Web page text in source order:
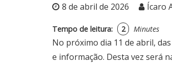
8 de abril de 2026 Ícaro
Tempo de leitura: 2 Minutes
No próximo dia 11 de abril,
e informação. Desta vez será